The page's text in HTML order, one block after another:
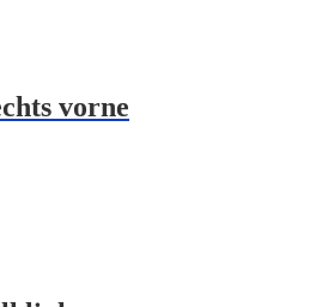
vorne